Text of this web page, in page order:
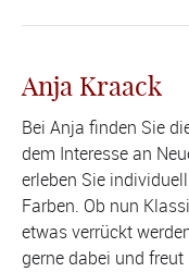
Anja Kraack
Bei Anja finden Sie
dem Interesse an
erleben Sie
Farben. Ob nun
etwas verrückt
gerne dabei und